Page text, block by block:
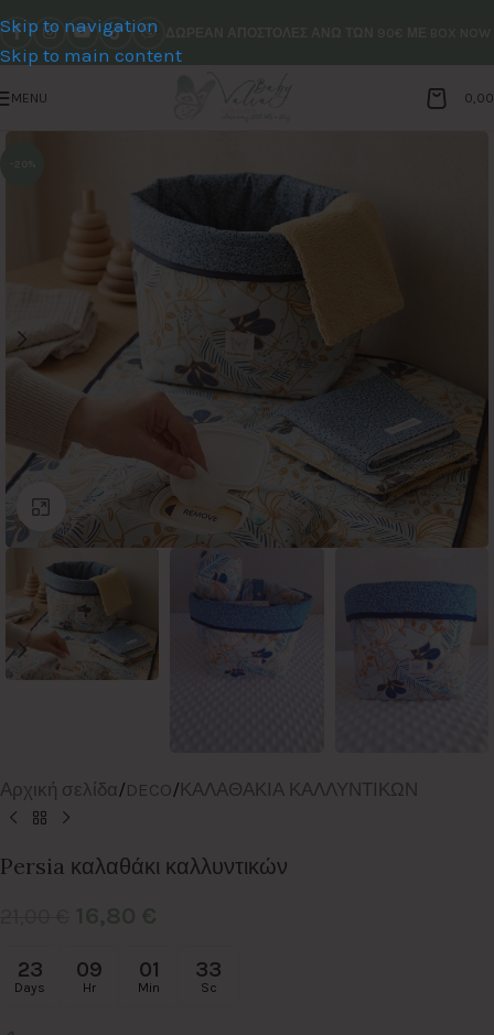
Skip to navigation
Skip to main content
MENU
Click to enlarge
Αρχική σελίδα/DECO/ΚΑΛΑΘΑΚΙΑ ΚΑΛΛΥΝΤΙΚΩΝ
Persia καλαθάκι καλλυντικών
23
Days
09
Hr
01
Min
32
Sc